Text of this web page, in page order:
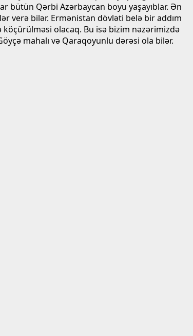
bütün Qərbi Azərbaycan boyu yaşayıblar. Ən
verə bilər. Ermənistan dövləti belə bir addım
köçürülməsi olacaq. Bu isə bizim nəzərimizdə
mahalı və Qaraqoyunlu dərəsi ola bilər.